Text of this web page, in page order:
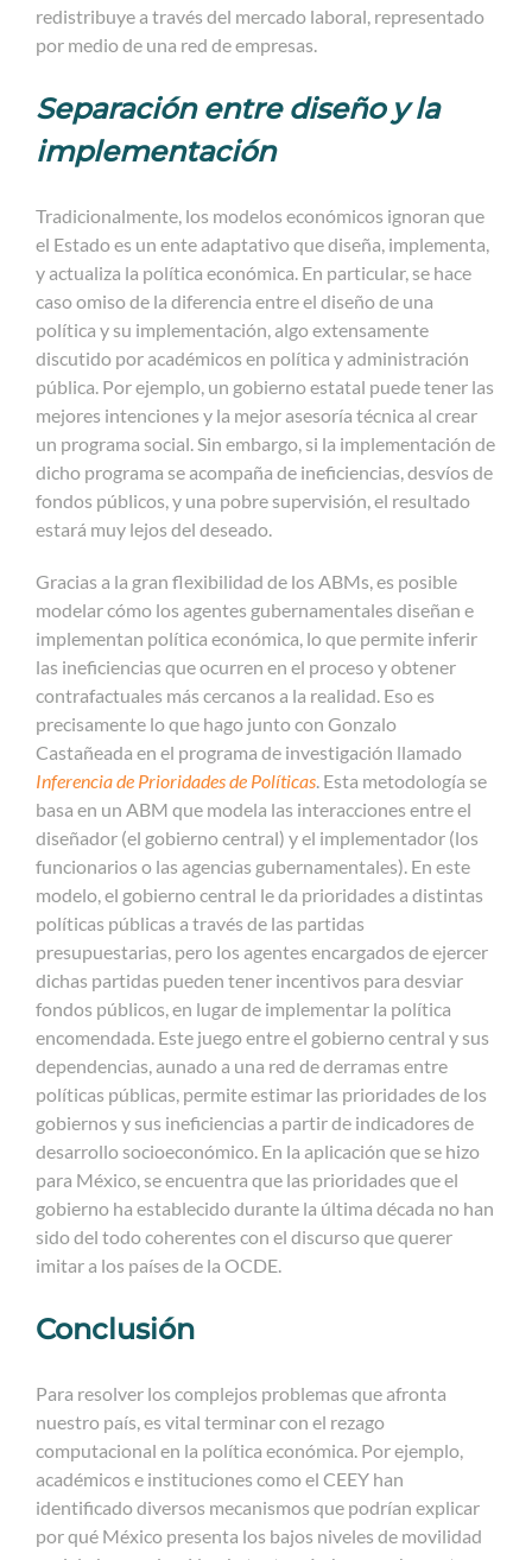
redistribuye a través del mercado laboral, representado
por medio de una red de empresas.
Separación entre diseño y la
implementación
Tradicionalmente, los modelos económicos ignoran que
el Estado es un ente adaptativo que diseña, implementa,
y actualiza la política económica. En particular, se hace
caso omiso de la diferencia entre el diseño de una
política y su implementación, algo extensamente
discutido por académicos en política y administración
pública. Por ejemplo, un gobierno estatal puede tener las
mejores intenciones y la mejor asesoría técnica al crear
un programa social. Sin embargo, si la implementación de
dicho programa se acompaña de ineficiencias, desvíos de
fondos públicos, y una pobre supervisión, el resultado
estará muy lejos del deseado.
Gracias a la gran flexibilidad de los ABMs, es posible
modelar cómo los agentes gubernamentales diseñan e
implementan política económica, lo que permite inferir
las ineficiencias que ocurren en el proceso y obtener
contrafactuales más cercanos a la realidad. Eso es
precisamente lo que hago junto con Gonzalo
Castañeada en el programa de investigación llamado
Inferencia de Prioridades de Políticas. Esta metodología se
basa en un ABM que modela las interacciones entre el
diseñador (el gobierno central) y el implementador (los
funcionarios o las agencias gubernamentales). En este
modelo, el gobierno central le da prioridades a distintas
políticas públicas a través de las partidas
presupuestarias, pero los agentes encargados de ejercer
dichas partidas pueden tener incentivos para desviar
fondos públicos, en lugar de implementar la política
encomendada. Este juego entre el gobierno central y sus
dependencias, aunado a una red de derramas entre
políticas públicas, permite estimar las prioridades de los
gobiernos y sus ineficiencias a partir de indicadores de
desarrollo socioeconómico. En la aplicación que se hizo
para México, se encuentra que las prioridades que el
gobierno ha establecido durante la última década no han
sido del todo coherentes con el discurso que querer
imitar a los países de la OCDE.
Conclusión
Para resolver los complejos problemas que afronta
nuestro país, es vital terminar con el rezago
computacional en la política económica. Por ejemplo,
académicos e instituciones como el CEEY han
identificado diversos mecanismos que podrían explicar
por qué México presenta los bajos niveles de movilidad